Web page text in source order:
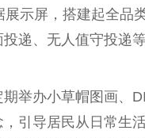
展示屏，搭建起全品
递、无人值守投递
举办小草帽图画、
引导居民从日常生